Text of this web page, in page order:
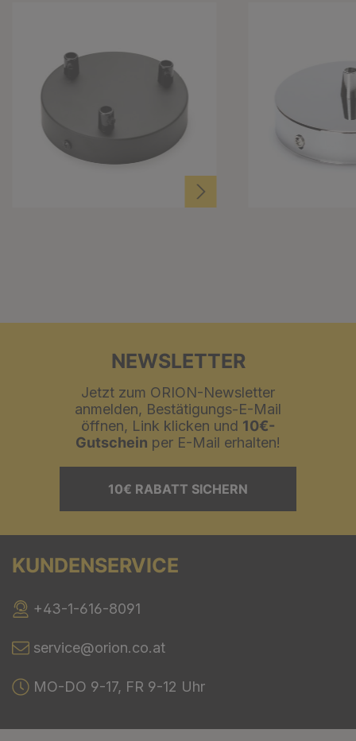
NEWSLETTER
Jetzt zum ORION-Newsletter
anmelden, Bestätigungs-E-Mail
öffnen, Link klicken und 10€-
Gutschein per E-Mail erhalten!
10€ RABATT SICHERN
KUNDENSERVICE
+43-1-616-8091
service@orion.co.at
MO-DO 9-17, FR 9-12 Uhr